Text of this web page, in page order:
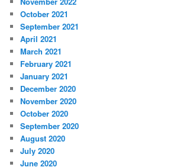
October 2021
September 2021
April 2021
March 2021
February 2021
January 2021
December 2020
November 2020
October 2020
September 2020
August 2020
July 2020
June 2020